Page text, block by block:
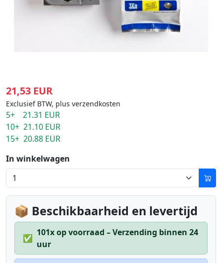
21,53 EUR
Exclusief BTW, plus verzendkosten
5+ 21.31 EUR
10+ 21.10 EUR
15+ 20.88 EUR
In winkelwagen
📦 Beschikbaarheid en levertijd
✅
101x op voorraad – Verzending binnen 24
uur